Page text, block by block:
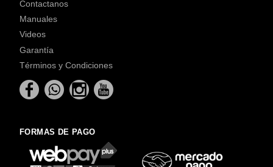
Contactanos
Manuales
Videos
Garantía
Términos y Condiciones
FORMAS DE PAGO